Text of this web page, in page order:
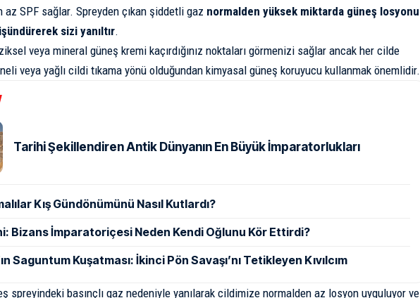
az SPF sağlar. Spreyden çıkan şiddetli gaz normalden yüksek miktarda güneş losyonu
sizi yanıltır.
veya mineral güneş kremi kaçırdığınız noktaları görmenizi sağlar ancak her cilde
veya yağlı cildi tıkama yönü olduğundan kimyasal güneş koruyucu kullanmak önemlidir.
Tarihi Şekillendiren Antik Dünyanın En Büyük İmparatorlukları
Kış Gündönümünü Nasıl Kutlardı?
Bizans İmparatoriçesi Neden Kendi Oğlunu Kör Ettirdi?
Saguntum Kuşatması: İkinci Pön Savaşı’nı Tetikleyen Kıvılcım
spreyindeki basınçlı gaz nedeniyle yanılarak cildimize normalden az losyon uyguluyor ve